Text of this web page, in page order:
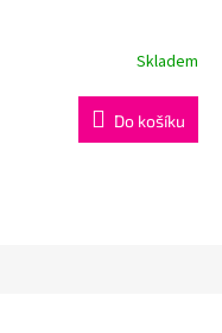
Skladem
Do košíku